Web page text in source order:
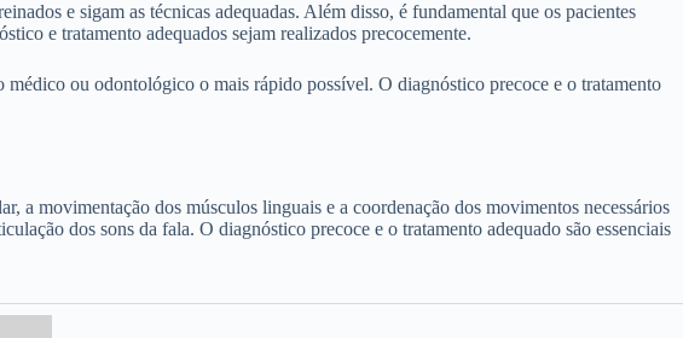
e sigam as técnicas adequadas. Além disso, é fundamental que os pacientes
e tratamento adequados sejam realizados precocemente.
ou odontológico o mais rápido possível. O diagnóstico precoce e o tratamento
a movimentação dos músculos linguais e a coordenação dos movimentos necessários
dos sons da fala. O diagnóstico precoce e o tratamento adequado são essenciais